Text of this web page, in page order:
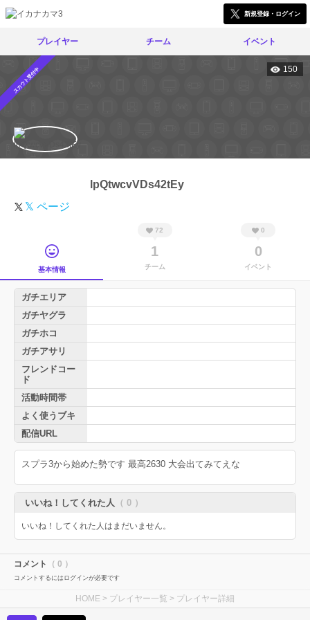
新規登録・ログイン
プレイヤー チーム イベント
スカウト受付中 150
lpQtwcvVDs42tEy
𝕏 ページ
基本情報
72
1
チーム
0
0
イベント
ガチエリア
ガチヤグラ
ガチホコ
ガチアサリ
フレンドコー
ド
活動時間帯
よく使うブキ
配信URL
スプラ3から始めた勢です 最高2630 大会出てみてえな
いいね！してくれた人 （ 0 ）
いいね！してくれた人はまだいません。
コメント （ 0 ）
コメントするにはログインが必要です
HOME > プレイヤー一覧 > プレイヤー詳細